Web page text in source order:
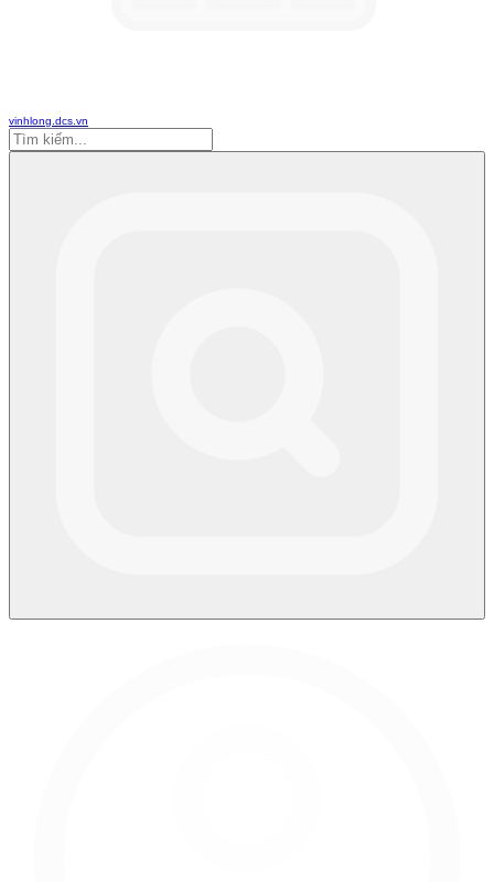
vinhlong.dcs.vn